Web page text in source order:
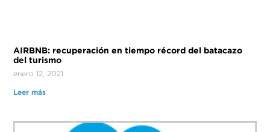
AIRBNB: recuperación en tiempo récord del batacazo
del turismo
enero 12, 2021
Leer más